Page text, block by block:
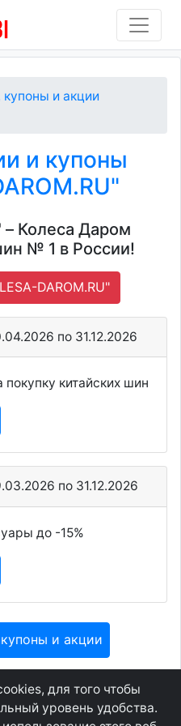
купоны и акции
и купоны
– Колеса Даром
№ 1 в России!
DAROM.RU"
по 31.12.2026
китайских шин
по 31.12.2026
до -15%
и акции
для того чтобы
уровень удобства.